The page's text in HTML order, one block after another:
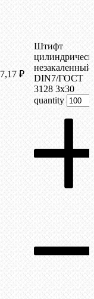
7,17 ₽
Штифт
незакаленный
DIN7/ГОСТ
3128 3х30
quantity